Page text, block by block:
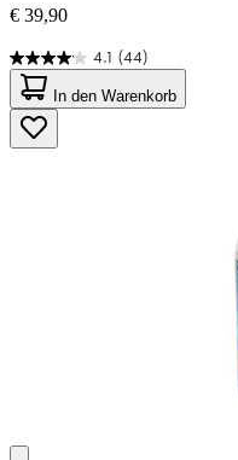
€ 39,90
4.1 (44)
4.1
von
5
Sternen.
44
In den Warenkorb